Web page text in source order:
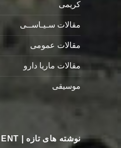
کریمی
مقالات سـیـاســی
مقالات عمومی
مقالات ماریا دارو
موسیقی
نوشته های تازه | RECENT